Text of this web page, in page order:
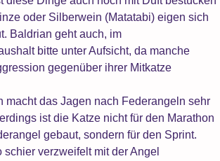
oder Silberwein (Matatabi) eigen sich
Baldrian geht auch, im
bitte unter Aufsicht, da manche
gegenüber ihrer Mitkatze
macht das Jagen nach Federangeln sehr
ist die Katze nicht für den Marathon
gebaut, sondern für den Sprint.
schier verzweifelt mit der Angel